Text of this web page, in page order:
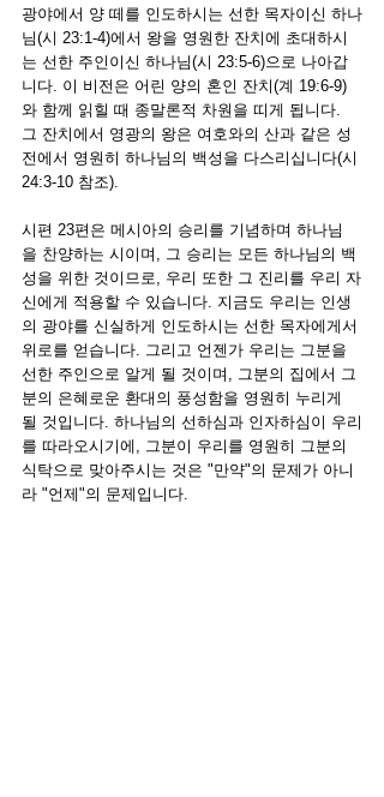
광야에서 양 떼를 인도하시는 선한 목자이신 하나
님(시 23:1-4)에서 왕을 영원한 잔치에 초대하시
는 선한 주인이신 하나님(시 23:5-6)으로 나아갑
니다. 이 비전은 어린 양의 혼인 잔치(계 19:6-9)
와 함께 읽힐 때 종말론적 차원을 띠게 됩니다.
그 잔치에서 영광의 왕은 여호와의 산과 같은 성
전에서 영원히 하나님의 백성을 다스리십니다(시
24:3-10 참조).
시편 23편은 메시아의 승리를 기념하며 하나님
을 찬양하는 시이며, 그 승리는 모든 하나님의 백
성을 위한 것이므로, 우리 또한 그 진리를 우리 자
신에게 적용할 수 있습니다. 지금도 우리는 인생
의 광야를 신실하게 인도하시는 선한 목자에게서
위로를 얻습니다. 그리고 언젠가 우리는 그분을
선한 주인으로 알게 될 것이며, 그분의 집에서 그
분의 은혜로운 환대의 풍성함을 영원히 누리게
될 것입니다. 하나님의 선하심과 인자하심이 우리
를 따라오시기에, 그분이 우리를 영원히 그분의
식탁으로 맞아주시는 것은 "만약"의 문제가 아니
라 "언제"의 문제입니다.